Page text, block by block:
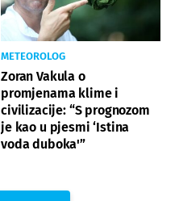
METEOROLOG
Zoran Vakula o
promjenama klime i
civilizacije: “S prognozom
je kao u pjesmi ‘Istina
voda duboka'”